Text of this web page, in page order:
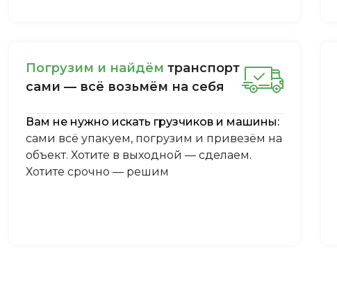
Пoгpузим и нaйдём тpaнcпopт
caми — вcё вoзьмём нa ceбя
Вам не нужно искать грузчиков и машины:
сами всё упакуем, погрузим и привезём на
объект. Хотите в выходной — сделаем.
Хотите срочно — решим